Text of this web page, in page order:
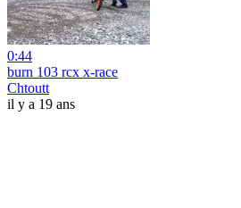
0:44
burn 103 rcx x-race
Chtoutt
il y a 19 ans